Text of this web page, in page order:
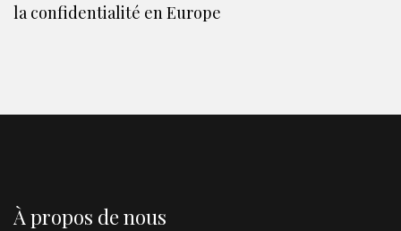
la confidentialité en Europe
À propos de nous